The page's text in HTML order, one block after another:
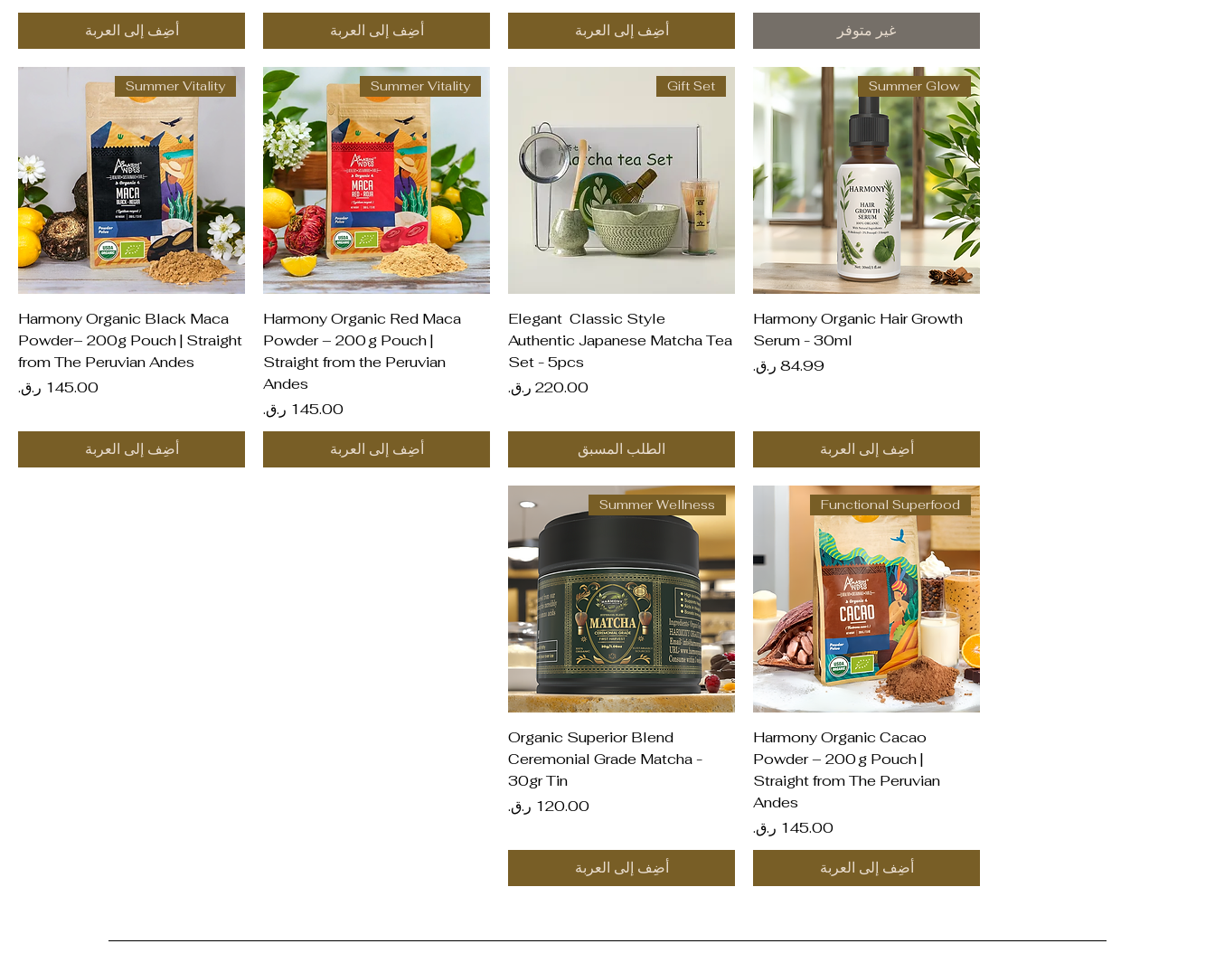
غير متوفر أضِف إلى العربة أضِف إلى العربة أضِف إلى العربة
العرض السريع
Summer Glow
Harmony Organic Hair Growth
Serum - 30ml
السعر
أضِف إلى العربة
العرض السريع
Gift Set
Elegant Classic Style
Authentic Japanese Matcha Tea
Set - 5pcs
السعر
الطلب المسبق
العرض السريع
Summer Vitality
Harmony Organic Red Maca
Powder – 200 g Pouch |
Straight from the Peruvian
Andes
السعر
أضِف إلى العربة
العرض السريع
Summer Vitality
Harmony Organic Black Maca
Powder– 200g Pouch | Straight
from The Peruvian Andes
السعر
أضِف إلى العربة
العرض السريع
Functional Superfood
Harmony Organic Cacao
Powder – 200 g Pouch |
Straight from The Peruvian
Andes
السعر
أضِف إلى العربة
العرض السريع
Summer Wellness
Organic Superior Blend
Ceremonial Grade Matcha -
30gr Tin
السعر
أضِف إلى العربة